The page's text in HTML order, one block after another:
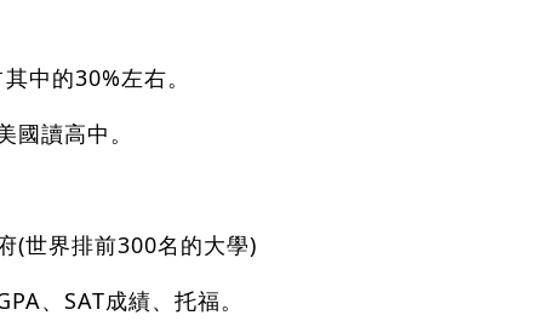
中的30%左右。
讀高中。
(世界排前300名的大學)
、SAT成績、托福。